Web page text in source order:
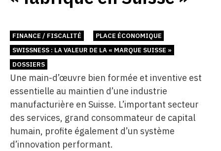
FINANCE / FISCALITÉ
PLACE ÉCONOMIQUE
SWISSNESS : LA VALEUR DE LA « MARQUE SUISSE »
DOSSIERS
Une main-d’œuvre bien formée et inventive est
essentielle au maintien d’une industrie
manufacturière en Suisse. L’important secteur
des services, grand consommateur de capital
humain, profite également d’un système
d’innovation performant.